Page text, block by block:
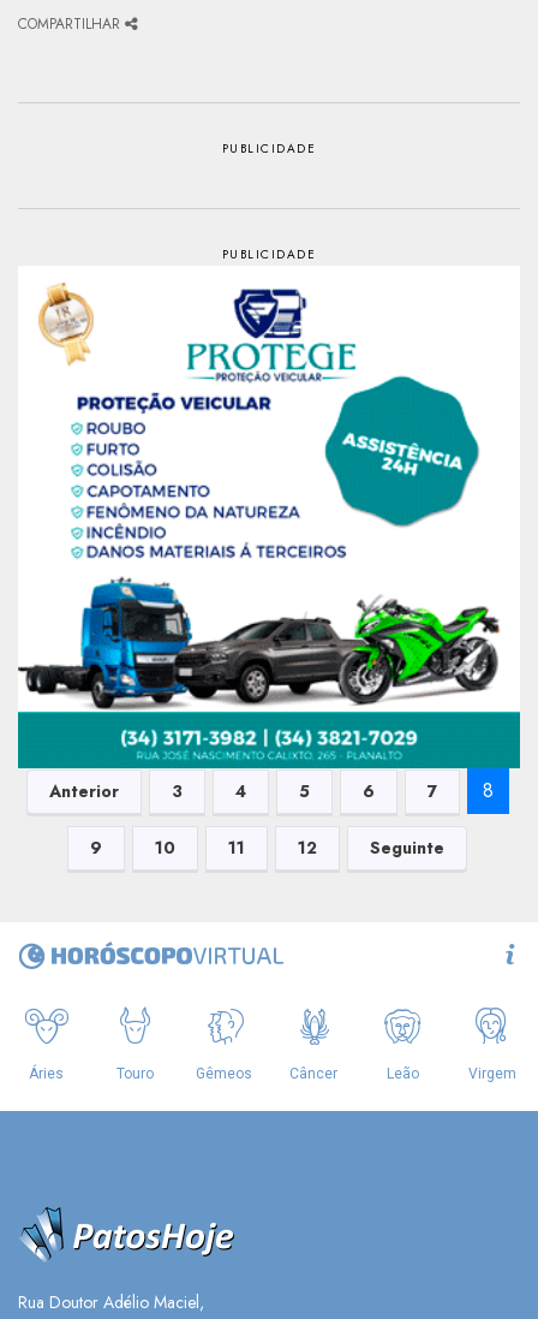
COMPARTILHAR
Anterior 3 4 5 6 7 8
9 10 11 12 Seguinte
Rua Doutor Adélio Maciel,